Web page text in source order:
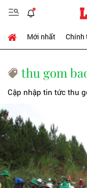
Mới nhất Chính
thu gom
Cập nhập tin tức thu